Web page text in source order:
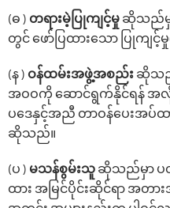
(ဓ ) တရားမဲ့ပြုကျင့်မှု ဆိုသည်မှာ
တွင် ဖော်ပြထားသော ပြုက
(န ) ဝန်ထမ်းအဖွဲ့အစည်း ဆိုသည်
အဝဝကို ဆောင်ရွက်နိုင်ရန် အ
ပ‌ဒေနှင့်အညီ တာဝန်ပေးအပ်
ဆိုသည်။
(ပ ) မသန်စွမ်းသူ ဆိုသည်မှာ ပတ်
ထား အမြင်ပိုင်းဆိုင်ရာ အတာ